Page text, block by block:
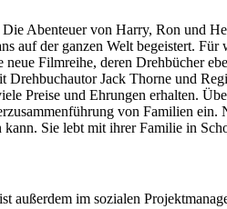
Abenteuer von Harry, Ron und
auf der ganzen Welt begeistert.
Filmreihe, deren Drehbücher
Jack Thorne und
Preise und Ehrungen erhalten.
von Familien
Sie lebt mit ihrer Familie in
außerdem im sozialen